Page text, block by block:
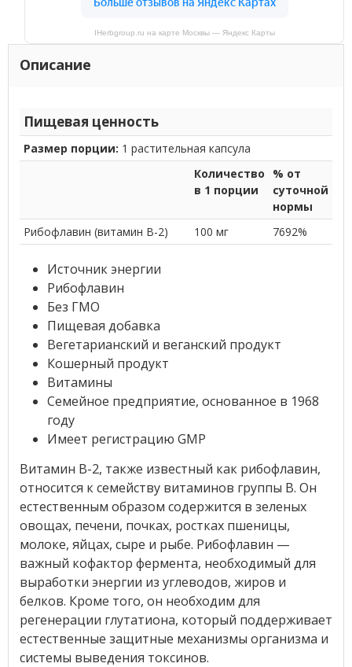
IHerbgroup.ru на карте Москвы — Яндекс Карты
Описание
Пищевая ценность
Размер порции: 1 растительная капсула
Количество
в 1 порции
% от
суточной
нормы
Рибофлавин (витамин B-2)
100 мг 7692%
Источник энергии
Рибофлавин
Без ГМО
Пищевая добавка
Вегетарианский и веганский продукт
Кошерный продукт
Витамины
Семейное предприятие, основанное в 1968
году
Имеет регистрацию GMP
Витамин B-2, также известный как рибофлавин,
относится к семейству витаминов группы B. Он
естественным образом содержится в зеленых
овощах, печени, почках, ростках пшеницы,
молоке, яйцах, сыре и рыбе. Рибофлавин —
важный кофактор фермента, необходимый для
выработки энергии из углеводов, жиров и
белков. Кроме того, он необходим для
регенерации глутатиона, который поддерживает
естественные защитные механизмы организма и
системы выведения токсинов.